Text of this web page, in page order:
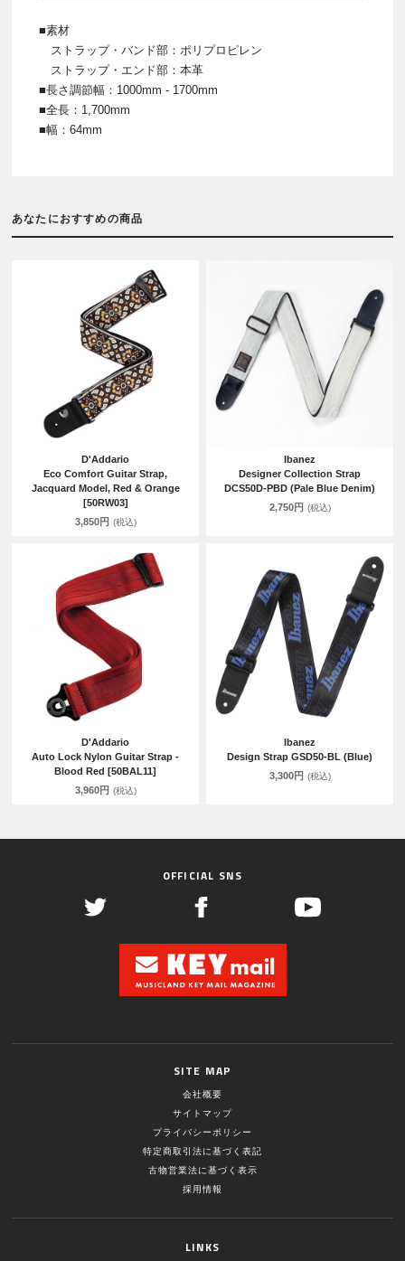
■素材
ストラップ・バンド部：ポリプロピレン
ストラップ・エンド部：本革
■長さ調節幅：1000mm - 1700mm
■全長：1,700mm
■幅：64mm
あなたにおすすめの商品
D'Addario
Eco Comfort Guitar Strap,
Jacquard Model, Red & Orange
[50RW03]
3,850円 (税込)
Ibanez
Designer Collection Strap
DCS50D-PBD (Pale Blue Denim)
2,750円 (税込)
D'Addario
Auto Lock Nylon Guitar Strap -
Blood Red [50BAL11]
3,960円 (税込)
Ibanez
Design Strap GSD50-BL (Blue)
3,300円 (税込)
OFFICIAL SNS
SITE MAP
会社概要
サイトマップ
プライバシーポリシー
特定商取引法に基づく表記
古物営業法に基づく表示
採用情報
LINKS